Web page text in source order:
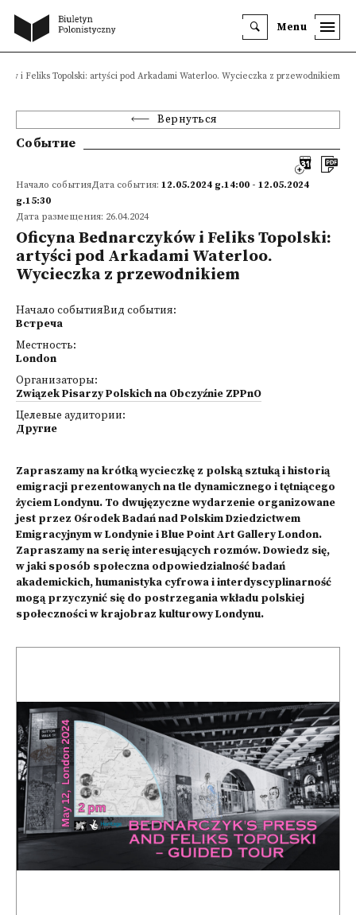
Menu
i Feliks Topolski: artyści pod Arkadami Waterloo. Wycieczka z przewodnikiem
Вернуться
Событие
Начало событияДата события: 12.05.2024 g.14:00 - 12.05.2024
g.15:30
Дата размещения: 26.04.2024
Oficyna Bednarczyków i Feliks Topolski:
artyści pod Arkadami Waterloo.
Wycieczka z przewodnikiem
Начало событияВид события:
Встреча
Местность:
London
Организаторы:
Związek Pisarzy Polskich na Obczyźnie ZPPnO
Целевые аудитории:
Другие
Zapraszamy na krótką wycieczkę z polską sztuką i historią
emigracji prezentowanych na tle dynamicznego i tętniącego
życiem Londynu. To dwujęzyczne wydarzenie organizowane
jest przez Ośrodek Badań nad Polskim Dziedzictwem
Emigracyjnym w Londynie i Blue Point Art Gallery London.
Zapraszamy na serię interesujących rozmów. Dowiedz się,
w jaki sposób społeczna odpowiedzialność badań
akademickich, humanistyka cyfrowa i interdyscyplinarność
mogą przyczynić się do postrzegania wkładu polskiej
społeczności w krajobraz kulturowy Londynu.